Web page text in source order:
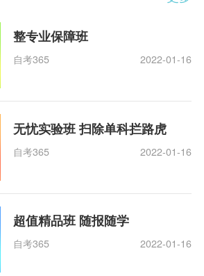
整专业保障班
自考365 2022-01-16
无忧实验班 扫除单科拦路虎
自考365 2022-01-16
超值精品班 随报随学
自考365 2022-01-16